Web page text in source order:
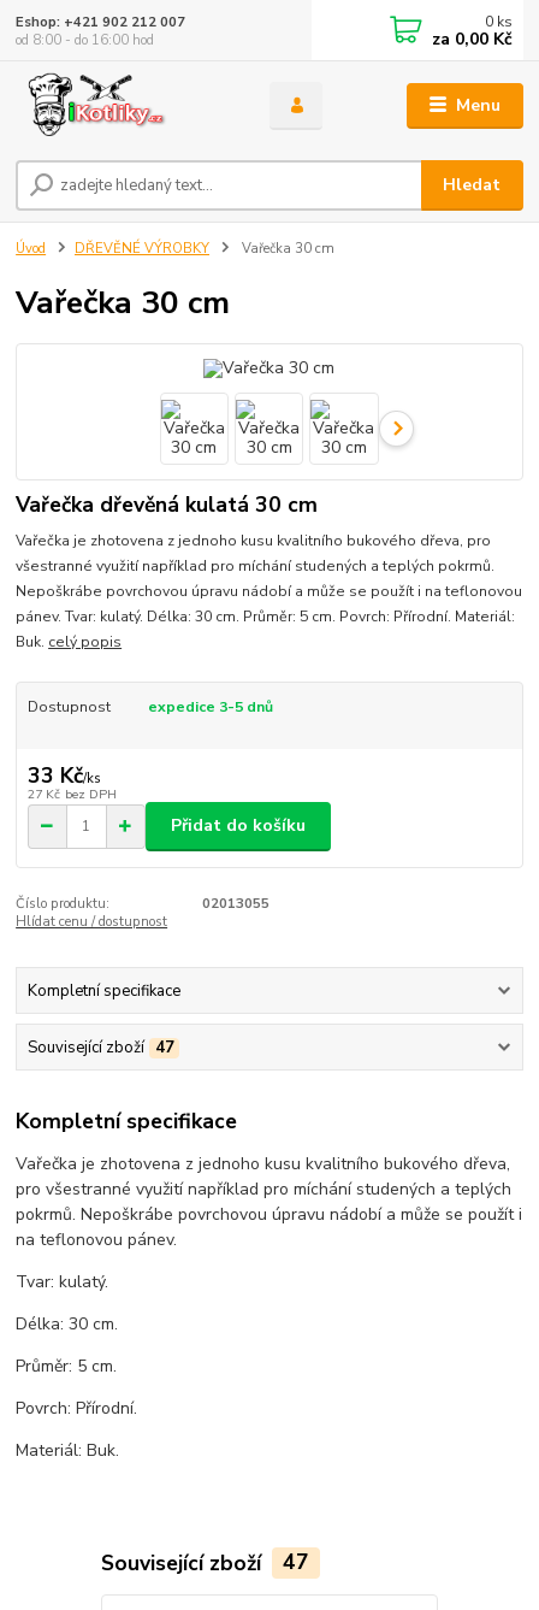
Menu
Hledat
Eshop: +421 902 212 007
od 8:00 - do 16:00 hod
0 ks
za 0,00 Kč
Úvod DŘEVĚNÉ VÝROBKY Vařečka 30 cm
Vařečka 30 cm
Vařečka dřevěná kulatá 30 cm
Vařečka je zhotovena z jednoho kusu kvalitního bukového dřeva, pro
všestranné využití například pro míchání studených a teplých pokrmů.
Nepoškrábe povrchovou úpravu nádobí a může se použít i na teflonovou
pánev. Tvar: kulatý. Délka: 30 cm. Průměr: 5 cm. Povrch: Přírodní. Materiál:
Buk. celý popis
Dostupnost expedice 3-5 dnů
33 Kč/ks
27 Kč bez DPH
Přidat do košíku
Číslo produktu:
02013055
Hlídat cenu / dostupnost
Kompletní specifikace
Související zboží 47
Kompletní specifikace
Vařečka je zhotovena z jednoho kusu kvalitního bukového dřeva,
pro všestranné využití například pro míchání studených a teplých
pokrmů. Nepoškrábe povrchovou úpravu nádobí a může se použít i
na teflonovou pánev.
Tvar: kulatý.
Délka: 30 cm.
Průměr: 5 cm.
Povrch: Přírodní.
Materiál: Buk.
Související zboží 47